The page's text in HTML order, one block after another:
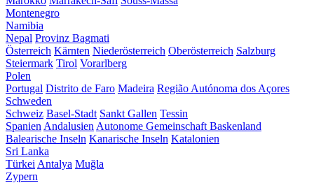
Montenegro
Namibia
Nepal Provinz Bagmati
Österreich Kärnten Niederösterreich Oberösterreich Salzburg
Steiermark Tirol Vorarlberg
Polen
Portugal Distrito de Faro Madeira Região Autónoma dos Açores
Schweden
Schweiz Basel-Stadt Sankt Gallen Tessin
Spanien Andalusien Autonome Gemeinschaft Baskenland
Balearische Inseln Kanarische Inseln Katalonien
Sri Lanka
Türkei Antalya Muğla
Zypern